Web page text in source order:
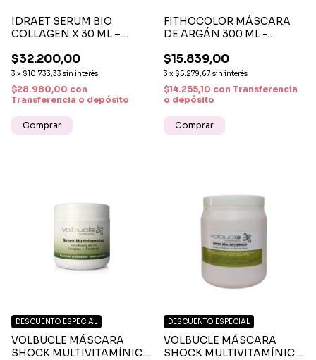
IDRAET SERUM BIO
COLLAGEN X 30 ML –
JUVENTUD PARA TU PIEL
$32.200,00
3 x $10.733,33 sin interés
$28.980,00 con
Transferencia o depósito
FITHOCOLOR MÁSCARA
DE ARGÁN 300 ML -
REPARACIÓN Y BRILLO
PROFUNDO
$15.839,00
3 x $5.279,67 sin interés
$14.255,10 con Transferencia
o depósito
VOLBUCLE MÁSCARA
SHOCK MULTIVITAMÍNICO
DESCUENTO ESPECIAL
VOLBUCLE MÁSCARA
SHOCK MULTIVITAMÍNICO
DESCUENTO ESPECIAL